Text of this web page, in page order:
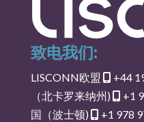
致电我们:
LISCONN欧盟 +44
（北卡罗来纳州)
+1
国（波士顿)
+1 978